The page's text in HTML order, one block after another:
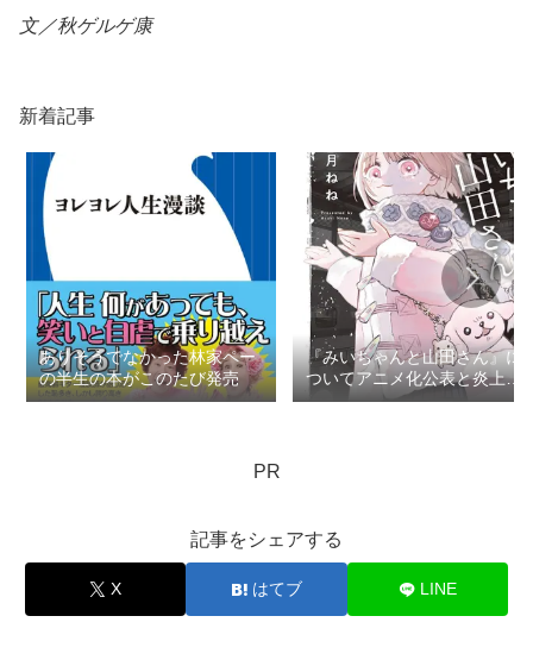
文／秋ゲルゲ康
新着記事
ありそうでなかった林家ペー
の半生の本がこのたび発売
『みいちゃんと山田さん』に
ついてアニメ化公表と炎上で
思うこと：ロマン優光連載
PR
記事をシェアする
X はてブ LINE